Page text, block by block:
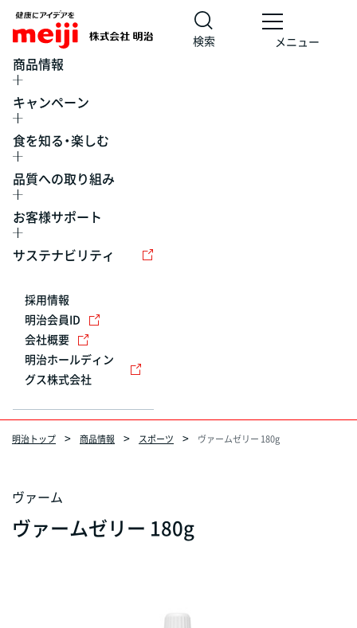
検索 メニュー
商品情報
キャンペーン
食を知る・楽しむ
品質への取り組み
お客様サポート
サステナビリティ
採用情報
明治会員ID
会社概要
明治ホールディン
グス株式会社
明治トップ 商品情報 スポーツ ヴァームゼリー 180g
ヴァーム
ヴァームゼリー 180g